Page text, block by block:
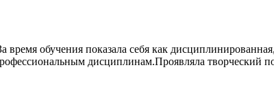
обучения показала себя как
дисциплинам.Проявляла творческий